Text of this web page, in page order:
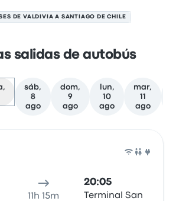
DE VALDIVIA A SANTIAGO DE CHILE
salidas de autobús
sáb,
8
ago
dom,
9
ago
lun,
10
ago
mar,
11
ago
11h 15m
20:05
Terminal San